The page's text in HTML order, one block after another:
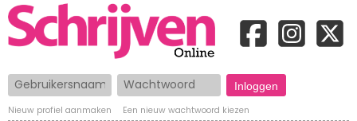
Gebruikersnaam Wachtwoord
Nieuw profiel aanmaken Een nieuw wachtwoord kiezen